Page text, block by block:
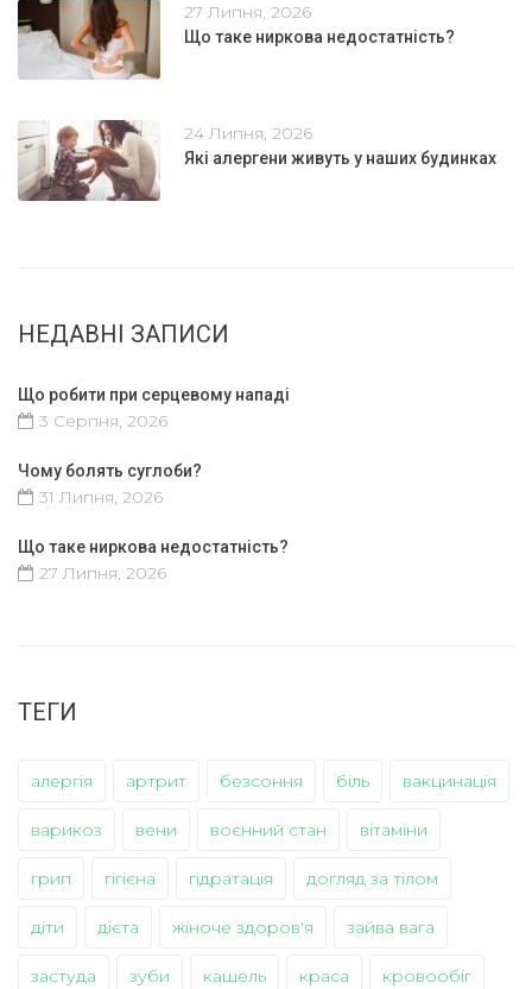
27 Липня, 2026
Що таке ниркова недостатність?
24 Липня, 2026
Які алергени живуть у наших будинках
НЕДАВНІ ЗАПИСИ
Що робити при серцевому нападі
3 Серпня, 2026
Чому болять суглоби?
31 Липня, 2026
Що таке ниркова недостатність?
27 Липня, 2026
ТЕГИ
алергія артрит безсоння біль вакцинація
варикоз вени воєнний стан вітаміни
грип гігієна гідратація догляд за тілом
діти дієта жіноче здоров'я зайва вага
застуда зуби кашель краса кровообіг